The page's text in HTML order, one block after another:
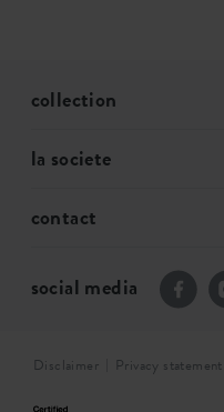
collection
la societe
contact
social media
Disclaimer Privacy statement